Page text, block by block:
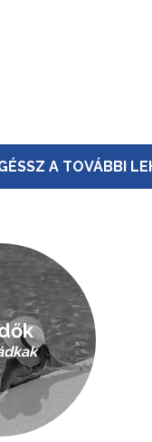
A TOVÁBBI